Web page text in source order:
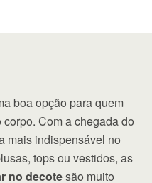
boa opção para quem
Com a chegada do
mais indispensável no
tops ou vestidos, as
no decotesão muito